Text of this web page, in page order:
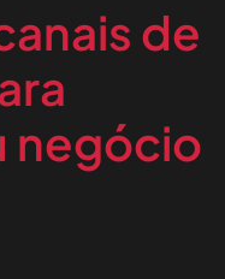
de
negócio